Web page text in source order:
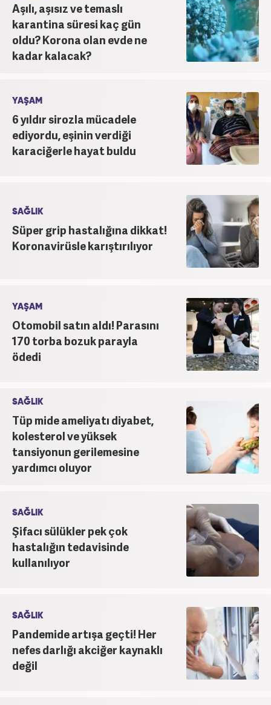
Aşılı, aşısız ve temaslı
karantina süresi kaç gün
oldu? Korona olan evde ne
kadar kalacak?
YAŞAM
6 yıldır sirozla mücadele
ediyordu, eşinin verdiği
karaciğerle hayat buldu
SAĞLIK
Süper grip hastalığına dikkat!
Koronavirüsle karıştırılıyor
YAŞAM
Otomobil satın aldı! Parasını
170 torba bozuk parayla
ödedi
SAĞLIK
Tüp mide ameliyatı diyabet,
kolesterol ve yüksek
tansiyonun gerilemesine
yardımcı oluyor
SAĞLIK
Şifacı sülükler pek çok
hastalığın tedavisinde
kullanılıyor
SAĞLIK
Pandemide artışa geçti! Her
nefes darlığı akciğer kaynaklı
değil